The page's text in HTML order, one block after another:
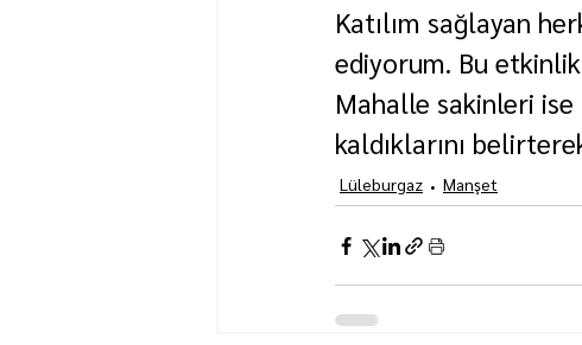
Katılım sağlayan
ediyorum. Bu
Mahalle sakinleri ise
kaldıklarını
Lüleburgaz Manşet